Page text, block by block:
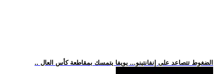
.. الضغوط تتصاعد على إنفانتينو... يويفا يتمسك بمقاطعة كأس العال